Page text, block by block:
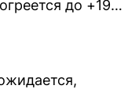
до +19…